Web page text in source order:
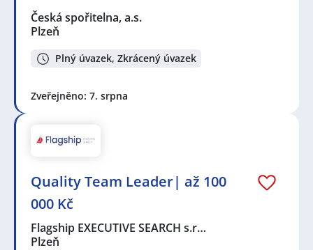
Česká spořitelna, a.s.
Plzeň
Plný úvazek, Zkrácený úvazek
Zveřejněno: 7. srpna
Quality Team Leader| až 100
000 Kč
Flagship EXECUTIVE SEARCH s.r…
Plzeň